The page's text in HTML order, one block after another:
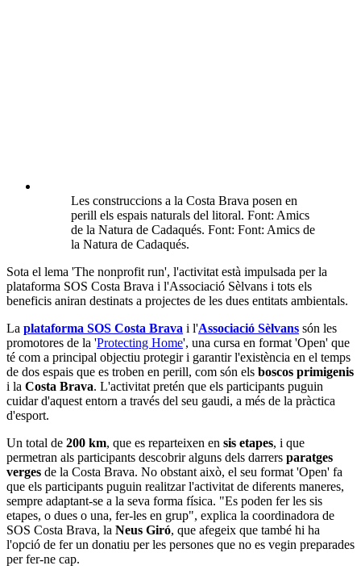
Les construccions a la Costa Brava posen en
perill els espais naturals del litoral. Font: Amics
de la Natura de Cadaqués. Font: Font: Amics de
la Natura de Cadaqués.
Sota el lema 'The nonprofit run', l'activitat està impulsada per la
plataforma SOS Costa Brava i l'Associació Sèlvans i tots els
beneficis aniran destinats a projectes de les dues entitats ambientals.
La plataforma SOS Costa Brava i l'Associació Sèlvans són les
promotores de la 'Protecting Home', una cursa en format 'Open' que
té com a principal objectiu protegir i garantir l'existència en el temps
de dos espais que es troben en perill, com són els boscos primigenis
i la Costa Brava. L'activitat pretén que els participants puguin
cuidar d'aquest entorn a través del seu gaudi, a més de la pràctica
d'esport.
Un total de 200 km, que es reparteixen en sis etapes, i que
permetran als participants descobrir alguns dels darrers paratges
verges de la Costa Brava. No obstant això, el seu format 'Open' fa
que els participants puguin realitzar l'activitat de diferents maneres,
sempre adaptant-se a la seva forma física. "Es poden fer les sis
etapes, o dues o una, fer-les en grup", explica la coordinadora de
SOS Costa Brava, la Neus Giró, que afegeix que també hi ha
l'opció de fer un donatiu per les persones que no es vegin preparades
per fer-ne cap.